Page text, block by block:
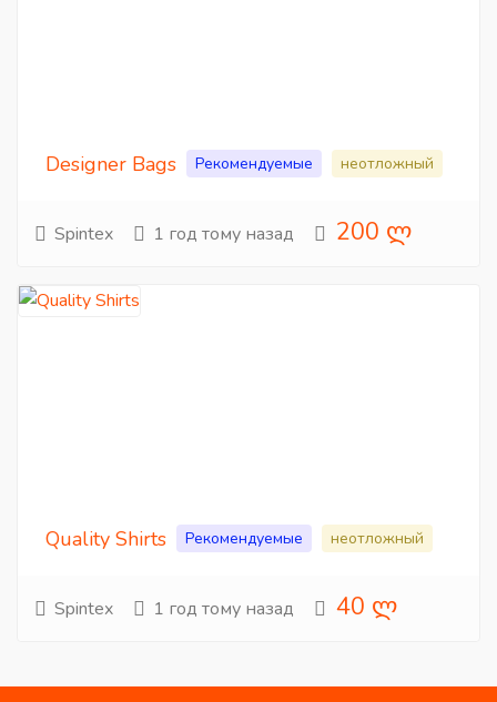
Designer Bags Рекомендуемые неотложный
Spintex 1 год тому назад 200 ლ
Quality Shirts Рекомендуемые неотложный
Spintex 1 год тому назад 40 ლ